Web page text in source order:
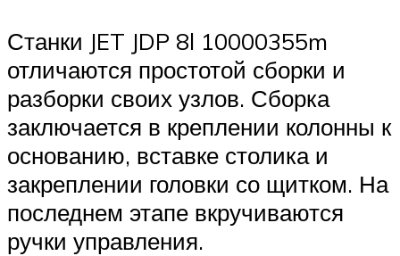
Станки JET JDP 8l 10000355m
отличаются простотой сборки и
разборки своих узлов. Сборка
заключается в креплении колонны к
основанию, вставке столика и
закреплении головки со щитком. На
последнем этапе вкручиваются
ручки управления.